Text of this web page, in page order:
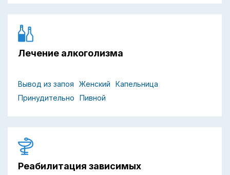
Лечение алкоголизма
Вывод из запоя Женский
Капельница
Принудительно
Пивной
Реабилитация зависимых